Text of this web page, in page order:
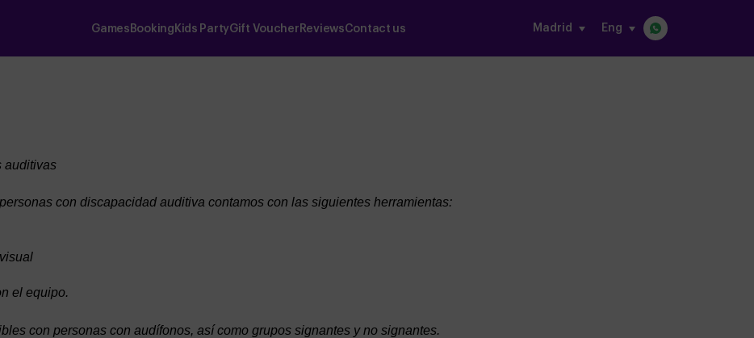
Madrid eng
Games Booking Kids PartyGift Voucher ReviewsContact us
auditivas
con discapacidad auditiva contamos con las siguientes herramientas:
el equipo.
con personas con audífonos, así como grupos signantes y no signantes.